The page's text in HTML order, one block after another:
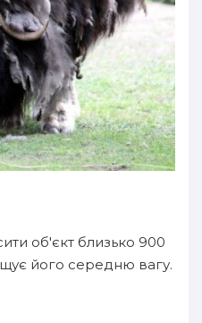
об'єкт близько 900
його середню вагу.